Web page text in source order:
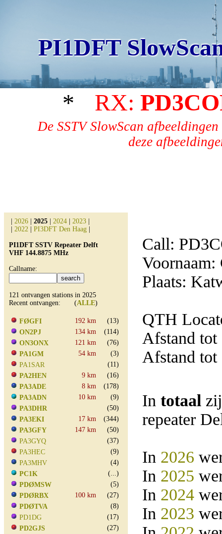
PI1DFT
* RX:
De SSTV SlowScan
deze
2026 2025 2024 2023
2022 PI3DFT Den Haag
PI1DFT SSTV Repeater Delft
VHF 144.8875 MHz
Callname:
121 ontvangen stations in 2025
Recent ontvangen: (ALLE)
FØGFI 192 km
(13)
ON2PJ
134 km
(114)
ON3ONX
121 km
(76)
PA1GM
54 km
(3)
PA1SAR
(11)
PA2HEN
9 km
(16)
PA3ADE
8 km
(178)
PA3ADN
10 km
(9)
PA3DHR
(50)
PA3EKI
17 km
(344)
PA3GFY
147 km
(50)
PA3GYQ
(37)
PA3HEC
(9)
PA3MHV
(4)
PC1K
(...)
PDØMSW
(5)
PDØRBX
100 km
(27)
PDØTVA
(8)
PD1DG
(17)
PD2GJS
(27)
Call:
Voornaam:
Plaats:
QTH
Afstand tot
Afstand tot
In totaal
repeater
In 2026
In 2025
In 2024
In 2023